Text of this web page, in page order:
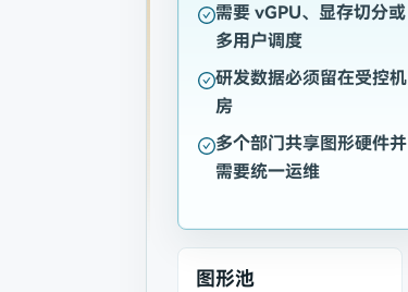
需要 vGPU、显存切分或
多用户调度
研发数据必须留在受控机
房
多个部门共享图形硬件并
需要统一运维
图形池